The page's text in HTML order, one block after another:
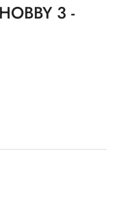
3 -